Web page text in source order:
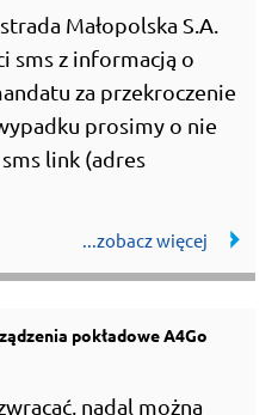
Małopolska S.A.
sms z informacją o
za przekroczenie
prosimy o nie
link (adres
pokładowe A4Go
nadal można